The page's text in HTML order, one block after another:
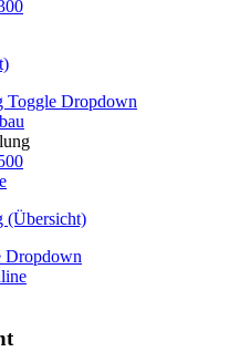
Toggle Dropdown
(Übersicht)
Dropdown